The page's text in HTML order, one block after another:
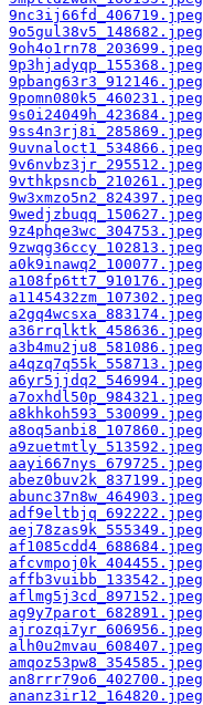
9nc3ij66fd_406719.jpeg
9o5gul38v5_148682.jpeg
9oh4o1rn78_203699.jpeg
9p3hjadyqp_155368.jpeg
9pbang63r3_912146.jpeg
9pomn080k5_460231.jpeg
9s0i24049h_423684.jpeg
9ss4n3rj8i_285869.jpeg
9uvnaloct1_534866.jpeg
9v6nvbz3jr_295512.jpeg
9vthkpsncb_210261.jpeg
9w3xmzo5n2_824397.jpeg
9wedjzbuqq_150627.jpeg
9z4phqe3wc_304753.jpeg
9zwqg36ccy_102813.jpeg
a0k9inawq2_100077.jpeg
a108fp6tt7_910176.jpeg
a1145432zm_107302.jpeg
a2gq4wcsxa_883174.jpeg
a36rrqlktk_458636.jpeg
a3b4mu2ju8_581086.jpeg
a4qzq7q55k_558713.jpeg
a6yr5jjdq2_546994.jpeg
a7oxhdl50p_984321.jpeg
a8khkoh593_530099.jpeg
a8oq5anbi8_107860.jpeg
a9zuetmtly_513592.jpeg
aayi667nys_679725.jpeg
abez0buv2k_837199.jpeg
abunc37n8w_464903.jpeg
adf9eltbjq_692222.jpeg
aej78zas9k_555349.jpeg
af1085cdd4_688684.jpeg
afcvmpoj0k_404455.jpeg
affb3vuibb_133542.jpeg
aflmg5j3cd_897152.jpeg
ag9y7parot_682891.jpeg
ajrozqi7yr_606956.jpeg
alh0u2mvau_608407.jpeg
amqoz53pw8_354585.jpeg
an8rrr79o6_402700.jpeg
ananz3ir12_164820.jpeg